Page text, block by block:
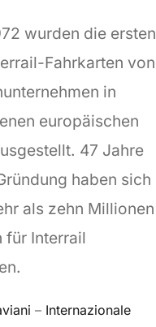
wurden die ersten
Fahrkarten von
in
europäischen
47 Jahre
haben sich
als zehn Millionen
für Interrail
– Internazionale